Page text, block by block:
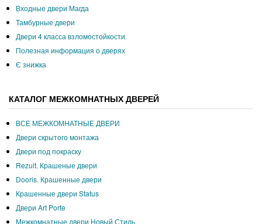
Входные двери Магда
Тамбурные двери
Двери 4 класса взломостойкости
Полезная информация о дверях
Є знижка
КАТАЛОГ МЕЖКОМНАТНЫХ ДВЕРЕЙ
ВСЕ МЕЖКОМНАТНЫЕ ДВЕРИ
Двери скрытого монтажа
Двери под покраску
Rezult. Крашеные двери
Dooris. Крашенные двери
Крашенные двери Status
Двери Art Porte
Межкомнатные двери Новый Стиль